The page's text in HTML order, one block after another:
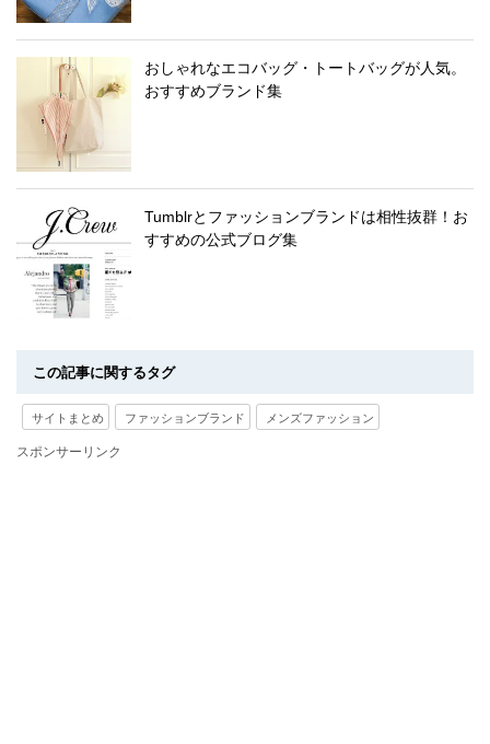
おしゃれなエコバッグ・トートバッグが人気。
おすすめブランド集
Tumblrとファッションブランドは相性抜群！お
すすめの公式ブログ集
この記事に関するタグ
サイトまとめ ファッションブランド メンズファッション
スポンサーリンク